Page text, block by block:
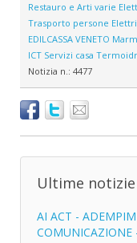
Restauro e Arti varie
Trasporto persone
EDILCASSA VENETO
ICT Servizi casa
Notizia n.: 4477
Ultime
AI ACT -